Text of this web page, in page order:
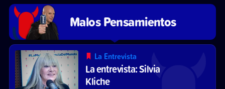
Malos Pensamientos
La Entrevista
La entrevista: Silvia
Kliche